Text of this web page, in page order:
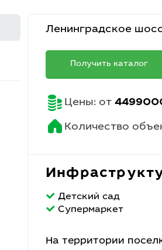
Ленинградское
Получить каталог
Цены: от
Количество
Детский сад
Супермаркет
На территории